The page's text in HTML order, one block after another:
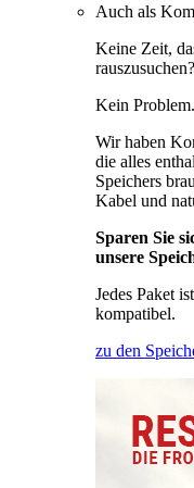
Auch als
Keine Zeit,
rauszusuchen?
Kein Problem.
Wir haben
die alles
Speichers
Kabel und
Sparen Sie
unsere
Jedes Paket
kompatibel.
zu den